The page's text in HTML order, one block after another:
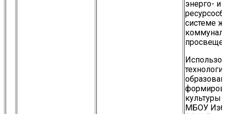
энерго- и
системе
культуры
МБОУ